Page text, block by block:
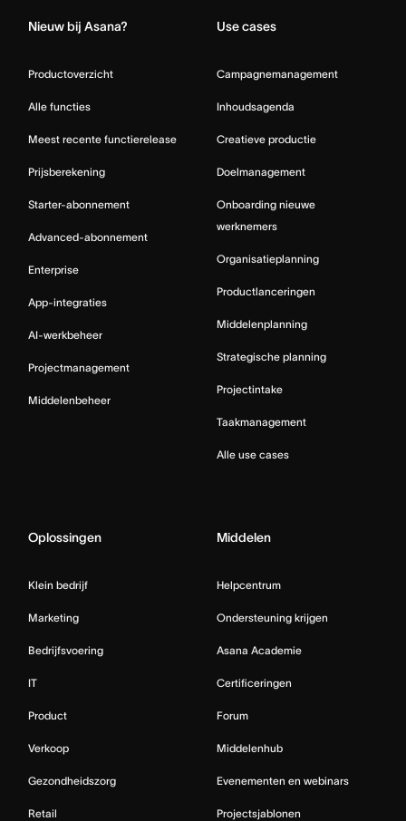
Nieuw bij Asana?
Productoverzicht
Alle functies
Meest recente functierelease
Prijsberekening
Starter-abonnement
Advanced-abonnement
Enterprise
App-integraties
AI-werkbeheer
Projectmanagement
Middelenbeheer
Use cases
Campagnemanagement
Inhoudsagenda
Creatieve productie
Doelmanagement
Onboarding nieuwe
werknemers
Organisatieplanning
Productlanceringen
Middelenplanning
Strategische planning
Projectintake
Taakmanagement
Alle use cases
Oplossingen
Klein bedrijf
Marketing
Bedrijfsvoering
IT
Product
Verkoop
Gezondheidszorg
Retail
Middelen
Helpcentrum
Ondersteuning krijgen
Asana Academie
Certificeringen
Forum
Middelenhub
Evenementen en webinars
Projectsjablonen